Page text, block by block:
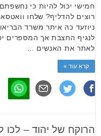
חמישי יכול להיות כי
רוצים להדליף? שלחו
לנגיף החצבת אך המספרים
לאתר את האנשים …
קרא עוד »
הרוקח של יהוד –